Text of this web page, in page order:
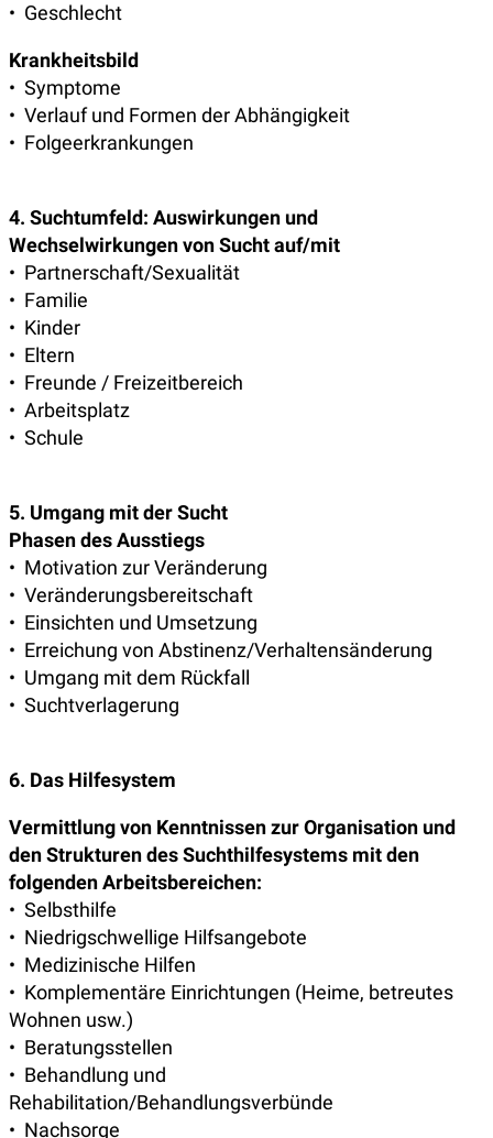
• Geschlecht
Krankheitsbild
• Symptome
• Verlauf und Formen der Abhängigkeit
• Folgeerkrankungen
4. Suchtumfeld: Auswirkungen und
Wechselwirkungen von Sucht auf/mit
• Partnerschaft/Sexualität
• Familie
• Kinder
• Eltern
• Freunde / Freizeitbereich
• Arbeitsplatz
• Schule
5. Umgang mit der Sucht
Phasen des Ausstiegs
• Motivation zur Veränderung
• Veränderungsbereitschaft
• Einsichten und Umsetzung
• Erreichung von Abstinenz/Verhaltensänderung
• Umgang mit dem Rückfall
• Suchtverlagerung
6. Das Hilfesystem
Vermittlung von Kenntnissen zur Organisation und
den Strukturen des Suchthilfesystems mit den
folgenden Arbeitsbereichen:
• Selbsthilfe
• Niedrigschwellige Hilfsangebote
• Medizinische Hilfen
• Komplementäre Einrichtungen (Heime, betreutes
Wohnen usw.)
• Beratungsstellen
• Behandlung und
Rehabilitation/Behandlungsverbünde
• Nachsorge